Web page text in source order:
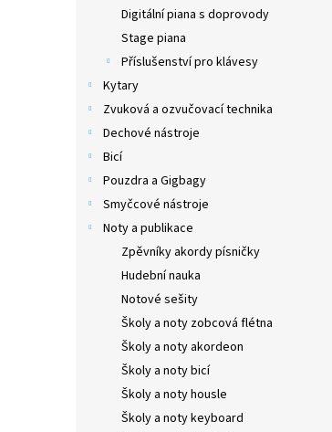
Digitální piana s doprovody
Stage piana
Příslušenství pro klávesy
Kytary
Zvuková a ozvučovací technika
Dechové nástroje
Bicí
Pouzdra a Gigbagy
Smyčcové nástroje
Noty a publikace
Zpěvníky akordy písničky
Hudební nauka
Notové sešity
Školy a noty zobcová flétna
Školy a noty akordeon
Školy a noty bicí
Školy a noty housle
Školy a noty keyboard